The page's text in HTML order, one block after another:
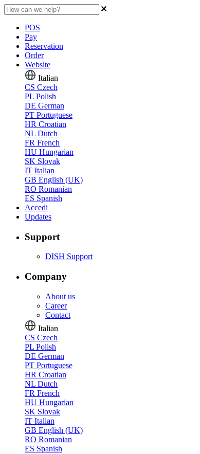
POS
Pay
Reservation
Order
Website
Italian
CS Czech
PL Polish
DE German
PT Portuguese
HR Croatian
NL Dutch
FR French
HU Hungarian
SK Slovak
IT Italian
GB English (UK)
RO Romanian
ES Spanish
Accedi
Updates
Support
DISH Support
Company
About us
Career
Contact
Italian
CS Czech
PL Polish
DE German
PT Portuguese
HR Croatian
NL Dutch
FR French
HU Hungarian
SK Slovak
IT Italian
GB English (UK)
RO Romanian
ES Spanish